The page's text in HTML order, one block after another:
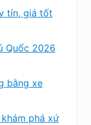
tín, giá tốt
Quốc 2026
bằng xe
phá xứ